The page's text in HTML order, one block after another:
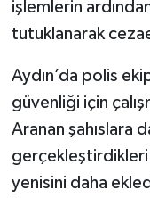
işlemlerin
tutuklanarak
Aydın’da polis
güvenliği için
Aranan şahıslara
gerçekleştirdikleri
yenisini daha